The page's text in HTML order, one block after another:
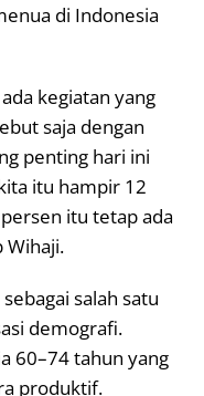
di Indonesia
kegiatan yang
saja dengan
penting hari ini
itu hampir 12
itu tetap ada
Wihaji.
salah satu
demografi.
60–74 tahun yang
produktif.